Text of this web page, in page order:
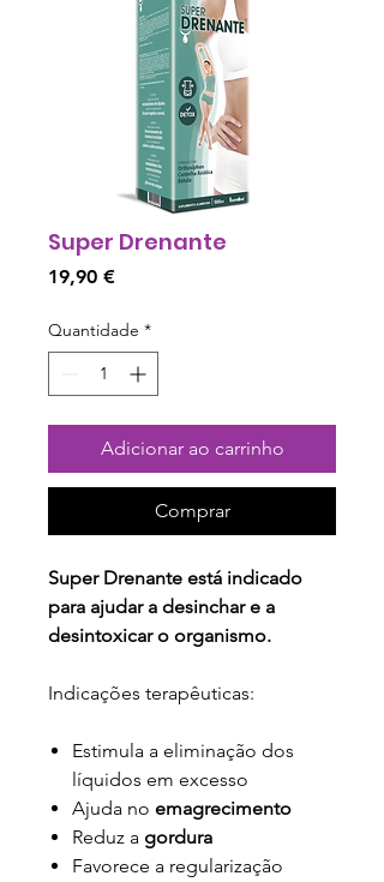
Super Drenante
19,90 €Preço
Quantidade *
Adicionar ao carrinho
Comprar
Super Drenante está indicado
para ajudar a desinchar e a
desintoxicar o organismo.
Indicações terapêuticas:
Estimula a eliminação dos
líquidos em excesso
Ajuda no emagrecimento
Reduz a gordura
Favorece a regularização